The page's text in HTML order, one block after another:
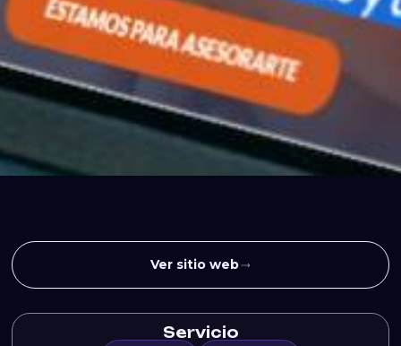
Ver sitio web
Servicio